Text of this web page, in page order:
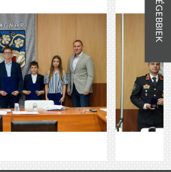
RÉGEBBIEK